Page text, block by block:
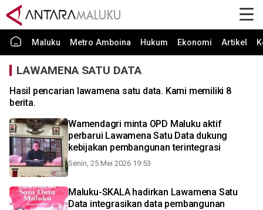
Maluku Metro Amboina Hukum Ekonomi Artikel
LAWAMENA SATU DATA
Hasil pencarian lawamena satu data. Kami memiliki 8
berita.
Wamendagri minta OPD Maluku aktif
perbarui Lawamena Satu Data dukung
kebijakan pembangunan terintegrasi
Senin, 25 Mei 2026 19:53
Maluku-SKALA hadirkan Lawamena Satu
Data integrasikan data pembangunan